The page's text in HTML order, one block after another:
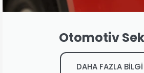
Otomotiv
DAHA FAZLA